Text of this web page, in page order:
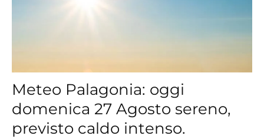
Meteo Palagonia: oggi
domenica 27 Agosto sereno,
previsto caldo intenso.